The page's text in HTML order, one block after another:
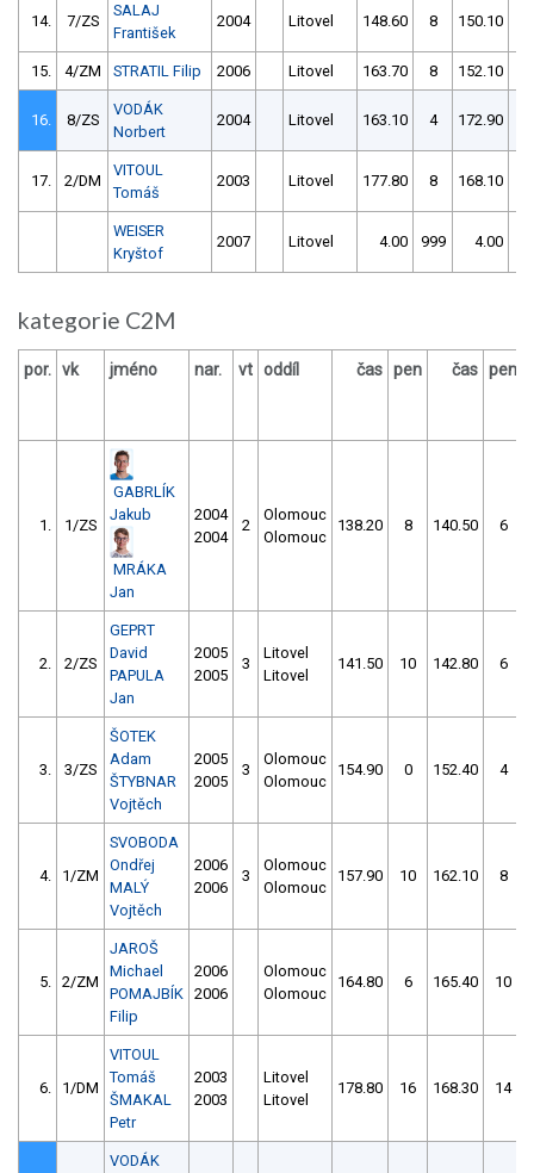
14. 7/ZS
SALAJ
František
2004 Litovel 148.60 8 150.10
15. 4/ZM STRATIL Filip 2006 Litovel 163.70 8 152.10
16. 8/ZS
VODÁK
Norbert
2004 Litovel 163.10 4 172.90
17. 2/DM
VITOUL
Tomáš
2003 Litovel 177.80 8 168.10
WEISER
Kryštof
2007 Litovel 4.00 999 4.00
kategorie C2M
por. vk jméno nar. vt oddíl čas pen čas pen
1. 1/ZS
GABRLÍK
Jakub
MRÁKA
Jan
2004
2004
2
Olomouc
Olomouc
138.20 8 140.50 6
2. 2/ZS
GEPRT
David
PAPULA
Jan
2005
2005
3
Litovel
Litovel
141.50 10 142.80 6
3. 3/ZS
ŠOTEK
Adam
ŠTYBNAR
Vojtěch
2005
2005
3
Olomouc
Olomouc
154.90 0 152.40 4
4. 1/ZM
SVOBODA
Ondřej
MALÝ
Vojtěch
2006
2006
3
Olomouc
Olomouc
157.90 10 162.10 8
5. 2/ZM
JAROŠ
Michael
POMAJBÍK
Filip
2006
2006
Olomouc
Olomouc
164.80 6 165.40 10
6. 1/DM
VITOUL
Tomáš
ŠMAKAL
Petr
2003
2003
Litovel
Litovel
178.80 16 168.30 14
VODÁK